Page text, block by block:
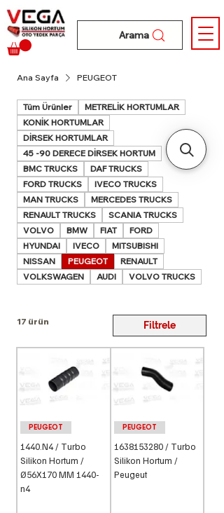
Arama
Ana Sayfa PEUGEOT
Tüm Ürünler
METRELİK HORTUMLAR
KONİK HORTUMLAR
DİRSEK HORTUMLAR
45 -90 DERECE DİRSEK HORTUM
BMC TRUCKS
DAF TRUCKS
FORD TRUCKS
IVECO TRUCKS
MAN TRUCKS
MERCEDES TRUCKS
RENAULT TRUCKS
SCANIA TRUCKS
VOLVO
BMW FIAT
FORD
HYUNDAI
IVECO
MITSUBISHI
NISSAN
PEUGEOT
RENAULT
VOLKSWAGEN
AUDI VOLVO TRUCKS
17 ürün Filtrele
PEUGEOT
1440.N4 / Turbo
Silikon Hortum /
Ø56X170 MM 1440-
n4
PEUGEOT
1638153280 / Turbo
Silikon Hortum /
Peugeut